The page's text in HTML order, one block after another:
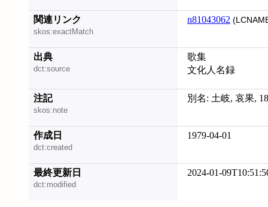
関連リンク
skos:exactMatch
n81043062
出典
dct:source
歌集
文化人名録
注記
skos:note
別名: 土岐, 哀果,
作成日
dct:created
1979-04-01
最終更新日
dct:modified
2024-01-